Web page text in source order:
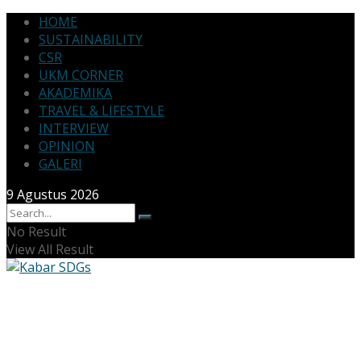
HOME
SUSTAINABILITY
CSR
UKM CORNER
AKADEMIKA
TRAVEL & LIFESTYLE
INTERVIEW
OPINION
GALERI
9 Agustus 2026
No Result
View All Result